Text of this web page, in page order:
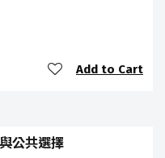
Add to Cart
公共選擇